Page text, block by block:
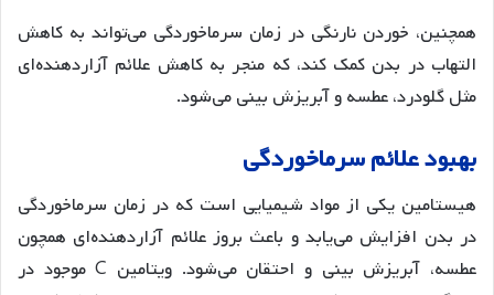
همچنین، خوردن نارنگی در زمان سرماخوردگی می‌تواند به کاهش
التهاب در بدن کمک کند، که منجر به کاهش علائم آزاردهنده‌ای
مثل گلودرد، عطسه و آبریزش بینی می‌شود​.
بهبود علائم سرماخوردگی
هیستامین یکی از مواد شیمیایی است که در زمان سرماخوردگی
در بدن افزایش می‌یابد و باعث بروز علائم آزاردهنده‌ای همچون
عطسه، آبریزش بینی و احتقان می‌شود. ویتامین C موجود در